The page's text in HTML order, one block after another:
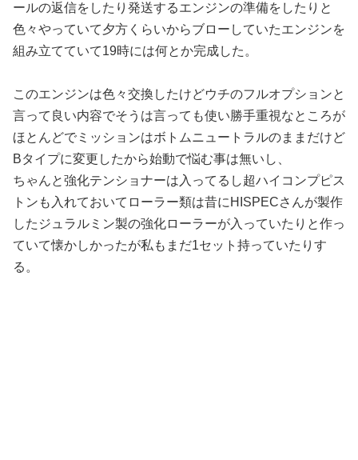
ールの返信をしたり発送するエンジンの準備をしたりと
色々やっていて夕方くらいからブローしていたエンジンを
組み立てていて19時には何とか完成した。
このエンジンは色々交換したけどウチのフルオプションと
言って良い内容でそうは言っても使い勝手重視なところが
ほとんどでミッションはボトムニュートラルのままだけど
Bタイプに変更したから始動で悩む事は無いし、
ちゃんと強化テンショナーは入ってるし超ハイコンプピス
トンも入れておいてローラー類は昔にHISPECさんが製作
したジュラルミン製の強化ローラーが入っていたりと作っ
ていて懐かしかったが私もまだ1セット持っていたりす
る。